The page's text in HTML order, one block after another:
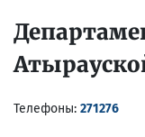
Телефоны: 271276